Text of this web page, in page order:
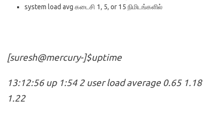
system load avg கடைசி 1, 5, or 15 நிமிடங்களில்
[suresh@mercury-]$uptime
13:12:56 up 1:54 2 user load average 0.65 1.18
1.22